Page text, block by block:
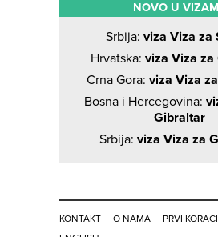
NOVO U
Srbija: viza Viza za
Hrvatska: viza Viza
Crna Gora: viza Viza
Bosna i Hercegovina:
Gibraltar
Srbija: viza Viza za
KONTAKT O NAMA PRVI KORACI